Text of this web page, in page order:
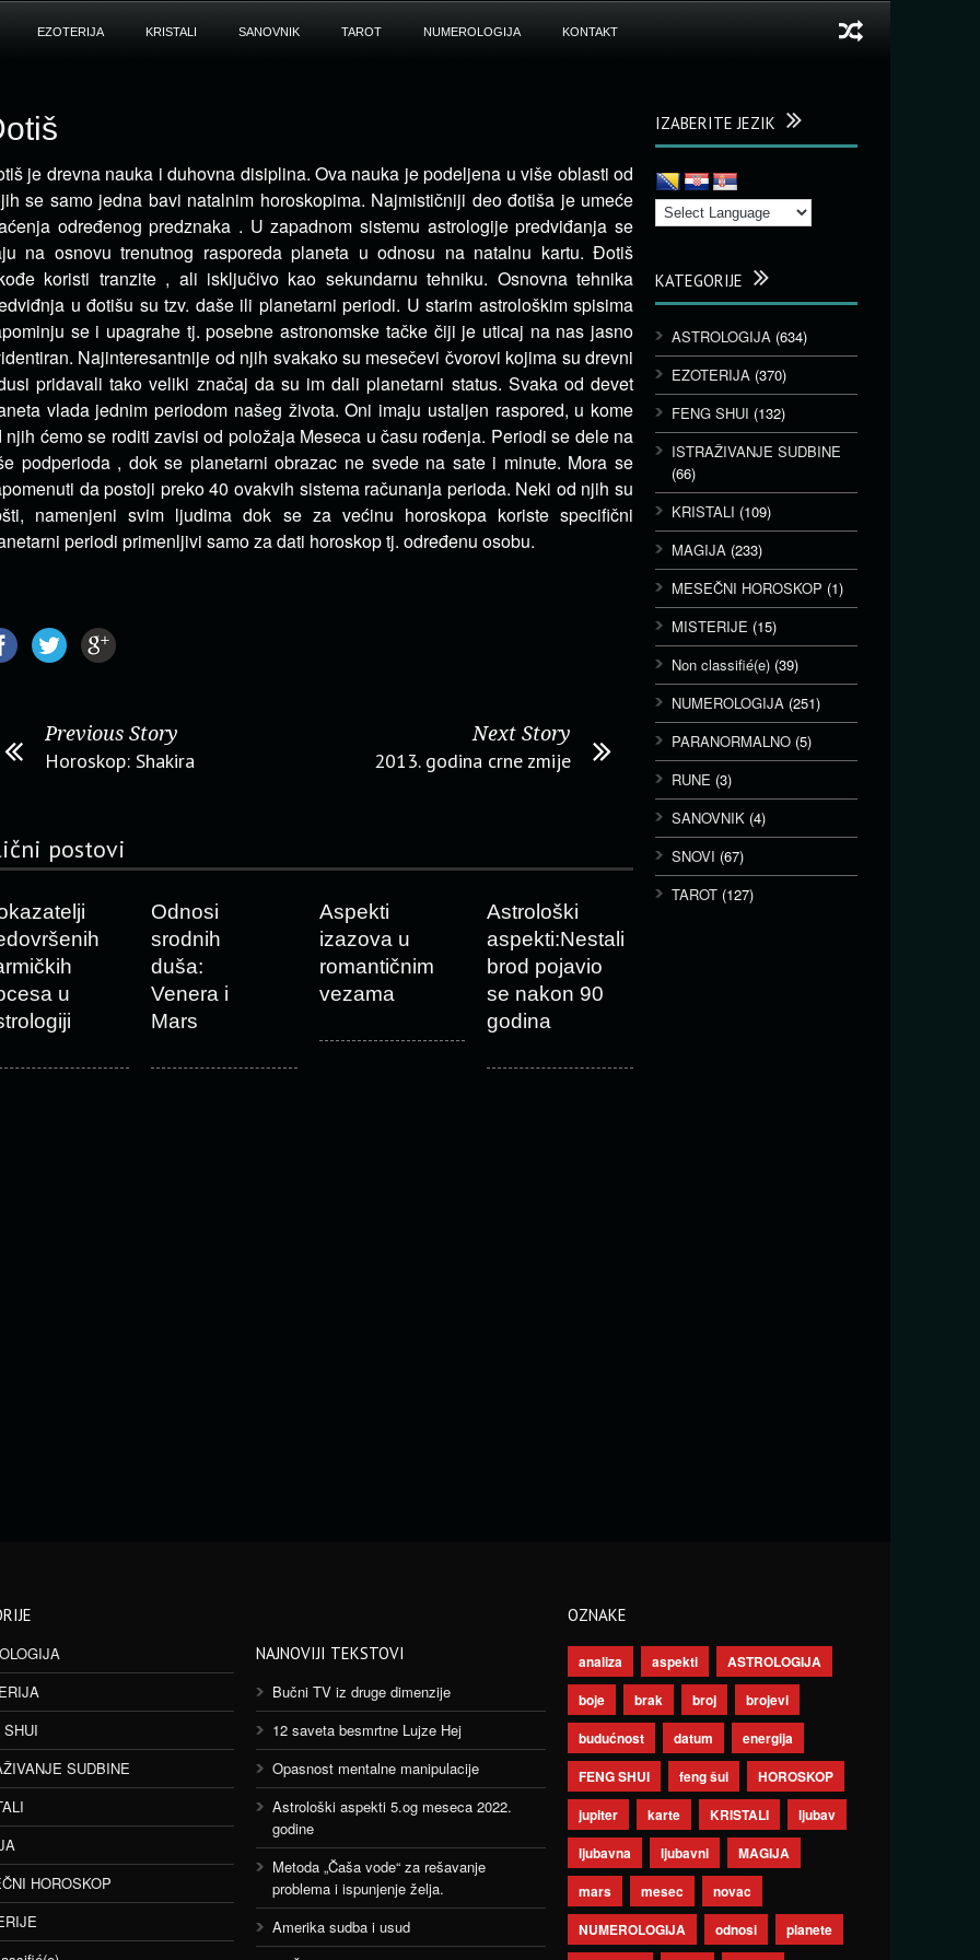
EZOTERIJA KRISTALI SANOVNIK TAROT NUMEROLOGIJA KONTAKT
je drevna nauka i duhovna disiplina. Ova nauka je podeljena u više oblasti od
se samo jedna bavi natalnim horoskopima. Najmističniji deo đotiša je umeće
određenog predznaka . U zapadnom sistemu astrologije predviđanja se
na osnovu trenutnog rasporeda planeta u odnosu na natalnu kartu. Đotiš
koristi tranzite , ali isključivo kao sekundarnu tehniku. Osnovna tehnika
u đotišu su tzv. daše ili planetarni periodi. U starim astrološkim spisima
se i upagrahe tj. posebne astronomske tačke čiji je uticaj na nas jasno
Najinteresantnije od njih svakako su mesečevi čvorovi kojima su drevni
pridavali tako veliki značaj da su im dali planetarni status. Svaka od devet
vlada jednim periodom našeg života. Oni imaju ustaljen raspored, u kome
njih ćemo se roditi zavisi od položaja Meseca u času rođenja. Periodi se dele na
podperioda , dok se planetarni obrazac ne svede na sate i minute. Mora se
da postoji preko 40 ovakvih sistema računanja perioda. Neki od njih su
namenjeni svim ljudima dok se za većinu horoskopa koriste specifični
periodi primenljivi samo za dati horoskop tj. određenu osobu.
Previous Story
Horoskop: Shakira
Next Story
2013. godina crne zmije
postovi
u
Odnosi
srodnih
duša:
Venera i
Mars
Aspekti
izazova u
romantičnim
vezama
Astrološki
aspekti:Nestali
brod pojavio
se nakon 90
godina
IZABERITE JEZIK
KATEGORIJE
ASTROLOGIJA (634)
EZOTERIJA (370)
FENG SHUI (132)
ISTRAŽIVANJE SUDBINE
(66)
KRISTALI (109)
MAGIJA (233)
MESEČNI HOROSKOP (1)
MISTERIJE (15)
Non classifié(e) (39)
NUMEROLOGIJA (251)
PARANORMALNO (5)
RUNE (3)
SANOVNIK (4)
SNOVI (67)
TAROT (127)
SUDBINE
HOROSKOP
NAJNOVIJI TEKSTOVI
Bučni TV iz druge dimenzije
12 saveta besmrtne Lujze Hej
Opasnost mentalne manipulacije
Astrološki aspekti 5.og meseca 2022.
godine
Metoda „Čaša vode“ za rešavanje
problema i ispunjenje želja.
Amerika sudba i usud
OZNAKE
analiza aspekti
ASTROLOGIJA
boje
brak broj
brojevi
budućnost
datum
energija
FENG SHUI
feng šui
HOROSKOP
jupiter
karte KRISTALI
ljubav
ljubavna
ljubavni
MAGIJA
mars
mesec
novac
NUMEROLOGIJA
odnosi
planete